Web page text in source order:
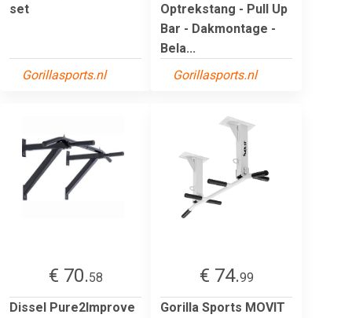
set
Gorillasports.nl
Optrekstang - Pull Up
Bar - Dakmontage -
Bela...
Gorillasports.nl
€ 70.58
Dissel Pure2Improve
€ 74.99
Gorilla Sports MOVIT